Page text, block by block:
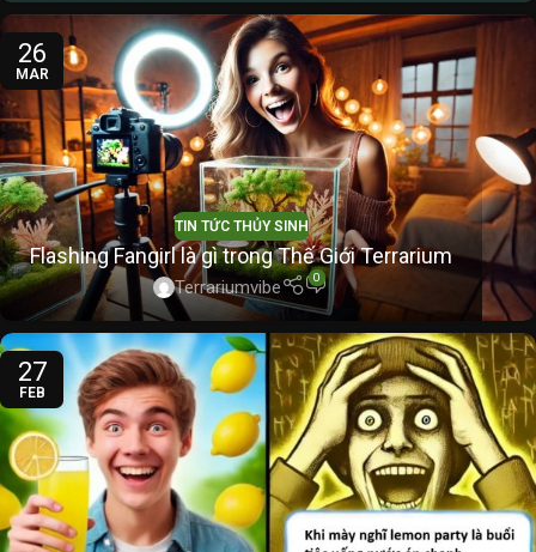
26
MAR
TIN TỨC THỦY SINH
Flashing Fangirl là gì trong Thế Giới Terrarium
Terrariumvibe 0
27
FEB